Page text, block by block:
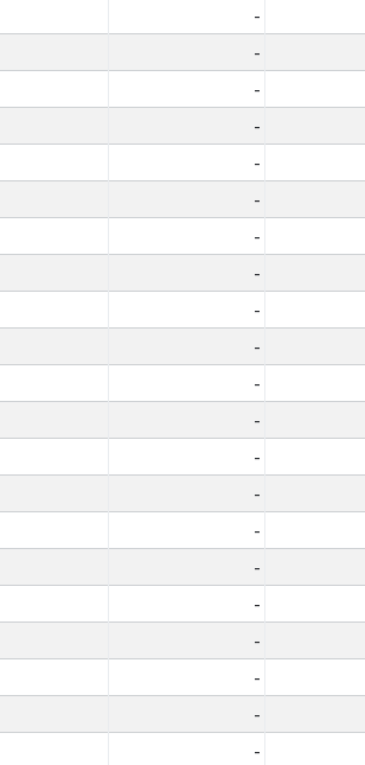
-
-
-
-
-
-
-
-
-
-
-
-
-
-
-
-
-
-
-
-
-